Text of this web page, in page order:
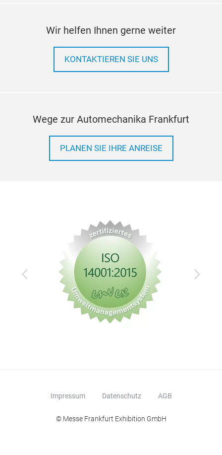
Wir helfen Ihnen gerne weiter
KONTAKTIEREN SIE UNS
Wege zur Automechanika Frankfurt
PLANEN SIE IHRE ANREISE
Zurück Vor
Impressum Datenschutz AGB
© Messe Frankfurt Exhibition GmbH